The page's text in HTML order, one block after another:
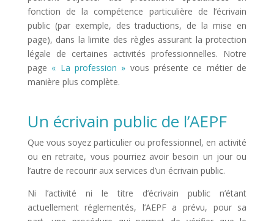
fonction de la compétence particulière de l’écrivain
public (par exemple, des traductions, de la mise en
page), dans la limite des règles assurant la protection
légale de certaines activités professionnelles. Notre
page « La profession » vous présente ce métier de
manière plus complète.
Un écrivain public de l’AEPF
Que vous soyez particulier ou professionnel, en activité
ou en retraite, vous pourriez avoir besoin un jour ou
l’autre de recourir aux services d’un écrivain public.
Ni l’activité ni le titre d’écrivain public n’étant
actuellement réglementés, l’AEPF a prévu, pour sa